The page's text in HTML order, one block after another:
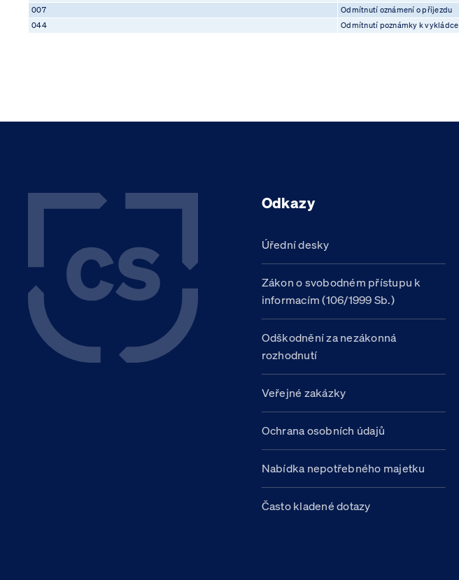
007
Odmítnutí oznámení o příjezdu
044
Odmítnutí poznámky k vykládce
Odkazy
Úřední desky
Zákon o svobodném přístupu k
informacím (106/1999 Sb.)
Odškodnění za nezákonná
rozhodnutí
Veřejné zakázky
Ochrana osobních údajů
Nabídka nepotřebného majetku
Často kladené dotazy